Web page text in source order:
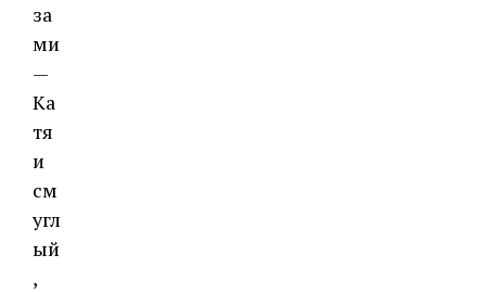
за
ми
—
Ка
тя
и
см
угл
ый
,